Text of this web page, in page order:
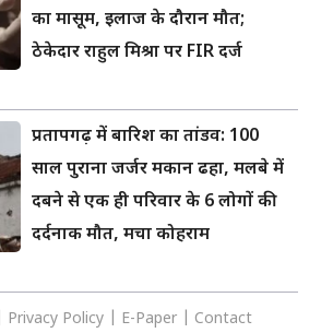
का मासूम, इलाज के दौरान मौत;
ठेकेदार राहुल मिश्रा पर FIR दर्ज
प्रतापगढ़ में बारिश का तांडव: 100
साल पुराना जर्जर मकान ढहा, मलबे में
दबने से एक ही परिवार के 6 लोगों की
दर्दनाक मौत, मचा कोहराम
Privacy Policy E-Paper Contact